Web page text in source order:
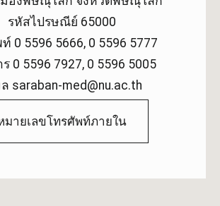
รหัสไปรษณีย์ 65000
0 5596 5666, 0 5596 5777
0 5596 7927, 0 5596 5005
saraban-med@nu.ac.th
มายเลขโทรศัพท์ภายใน